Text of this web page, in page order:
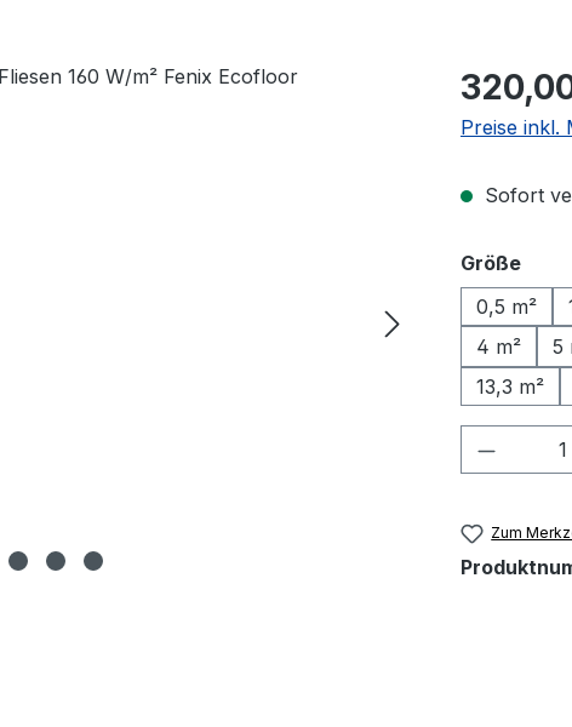
Regulärer
Preise inkl.
Sofort
Größe
0,5 m²
4 m²
5
13,3 m²
Zum